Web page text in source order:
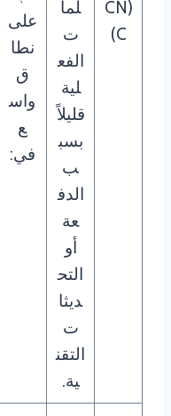
(CN
C)
لما
ت
الفع
لية
قليلاً
بسب
ب
الدف
عة
أو
التح
ديثا
ت
التقن
ية.
على
نطا
ق
واس
ع
في: